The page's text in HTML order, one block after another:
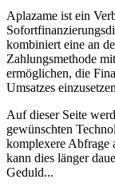
Aplazame ist ein
kombiniert eine an
Zahlungsmethode
ermöglichen, die
Umsatzes
Auf dieser Seite
gewünschten
komplexere Abfrage
kann dies länger
Geduld...